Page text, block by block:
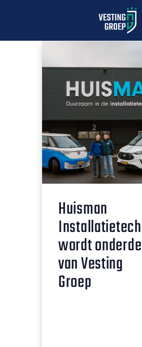
Huisman
wordt
van Vesting
Groep